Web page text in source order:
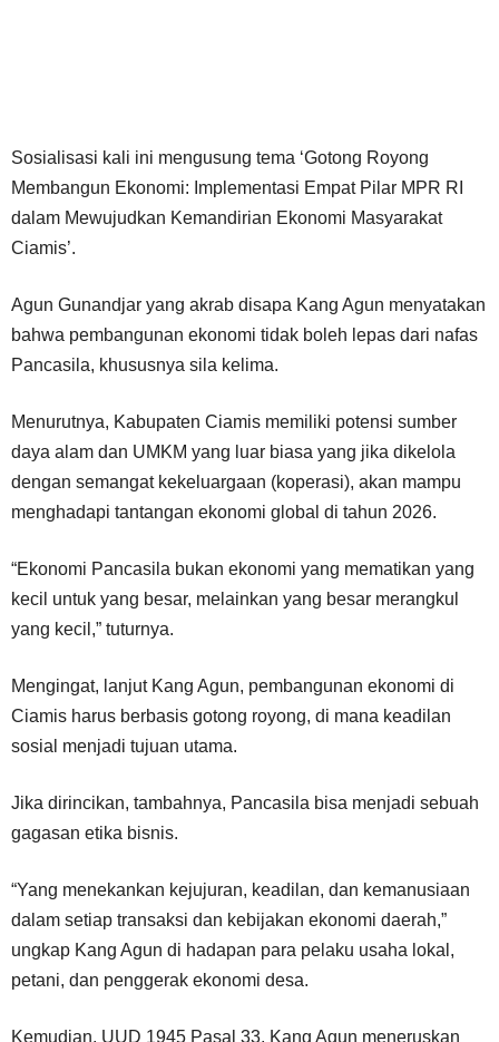
Sosialisasi kali ini mengusung tema ‘Gotong Royong
Membangun Ekonomi: Implementasi Empat Pilar MPR RI
dalam Mewujudkan Kemandirian Ekonomi Masyarakat
Ciamis’.
Agun Gunandjar yang akrab disapa Kang Agun menyatakan
bahwa pembangunan ekonomi tidak boleh lepas dari nafas
Pancasila, khususnya sila kelima.
Menurutnya, Kabupaten Ciamis memiliki potensi sumber
daya alam dan UMKM yang luar biasa yang jika dikelola
dengan semangat kekeluargaan (koperasi), akan mampu
menghadapi tantangan ekonomi global di tahun 2026.
“Ekonomi Pancasila bukan ekonomi yang mematikan yang
kecil untuk yang besar, melainkan yang besar merangkul
yang kecil,” tuturnya.
Mengingat, lanjut Kang Agun, pembangunan ekonomi di
Ciamis harus berbasis gotong royong, di mana keadilan
sosial menjadi tujuan utama.
Jika dirincikan, tambahnya, Pancasila bisa menjadi sebuah
gagasan etika bisnis.
“Yang menekankan kejujuran, keadilan, dan kemanusiaan
dalam setiap transaksi dan kebijakan ekonomi daerah,”
ungkap Kang Agun di hadapan para pelaku usaha lokal,
petani, dan penggerak ekonomi desa.
Kemudian, UUD 1945 Pasal 33, Kang Agun meneruskan